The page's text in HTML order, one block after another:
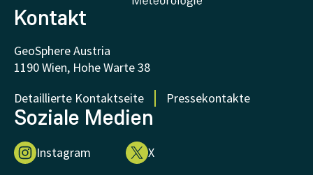
Kontakt
GeoSphere Austria
1190 Wien, Hohe Warte 38
Detaillierte Kontaktseite
Pressekontakte
Soziale Medien
Instagram X